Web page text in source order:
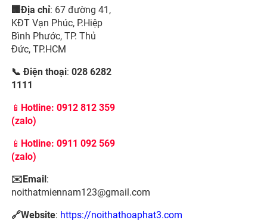
🏢Địa chỉ: 67 đường 41,
KĐT Vạn Phúc, P.Hiệp
Bình Phước, TP. Thủ
Đức, TP.HCM
📞 Điện thoại: 028 6282
1111
📱 Hotline: 0912 812 359
(zalo)
📱 Hotline: 0911 092 569
(zalo)
✉️Email:
noithatmiennam123@gmail.com
🔗Website: https://noithathoaphat3.com